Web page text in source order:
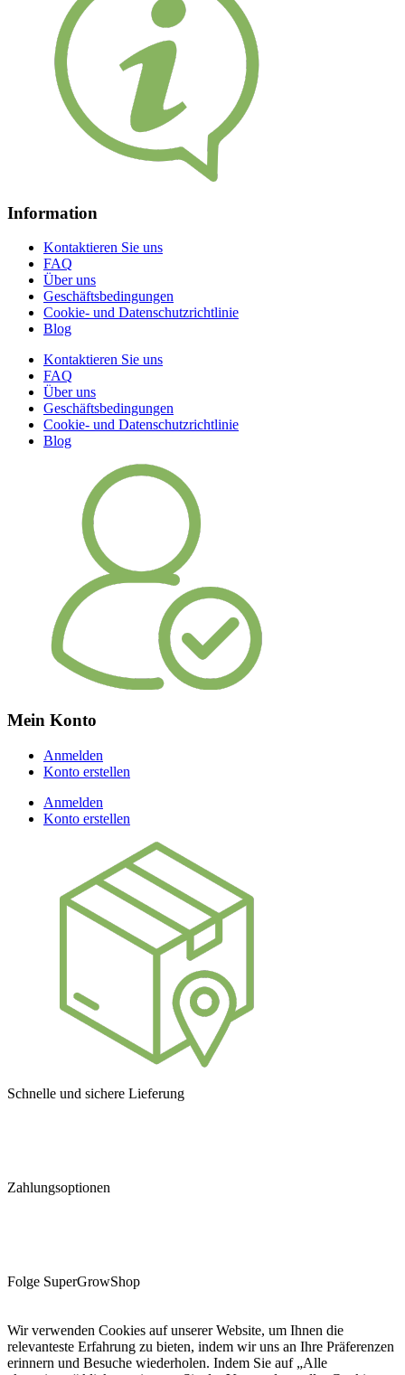
Information
Kontaktieren Sie uns
FAQ
Über uns
Geschäftsbedingungen
Cookie- und Datenschutzrichtlinie
Blog
Kontaktieren Sie uns
FAQ
Über uns
Geschäftsbedingungen
Cookie- und Datenschutzrichtlinie
Blog
Mein Konto
Anmelden
Konto erstellen
Anmelden
Konto erstellen
Schnelle und sichere Lieferung
Zahlungsoptionen
Folge SuperGrowShop
Wir verwenden Cookies auf unserer Website, um Ihnen die
relevanteste Erfahrung zu bieten, indem wir uns an Ihre Präferenzen
erinnern und Besuche wiederholen. Indem Sie auf „Alle